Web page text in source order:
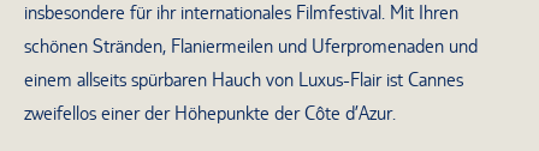
insbesondere für ihr internationales Filmfestival. Mit Ihren
schönen Stränden, Flaniermeilen und Uferpromenaden und
einem allseits spürbaren Hauch von Luxus-Flair ist Cannes
zweifellos einer der Höhepunkte der Côte d’Azur.